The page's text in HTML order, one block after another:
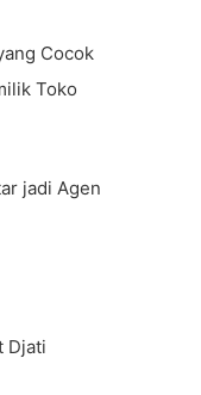
Cocok
Toko
jadi Agen
Djati